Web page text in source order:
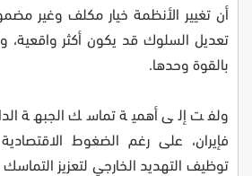
أن تغيير الأنظمة خيار مكلف وغير
تعديل السلوك قد يكون أكثر
بالقوة وحدها.
ولفت إلى أهمية تماسك الجبهة
فإيران، على رغم الضغوط الاقتصادية
توظيف التهديد الخارجي لتعزيز